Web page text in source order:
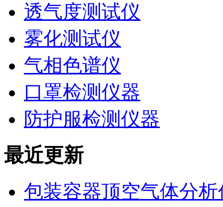
透气度测试仪
雾化测试仪
气相色谱仪
口罩检测仪器
防护服检测仪器
最近更新
包装容器顶空气体分